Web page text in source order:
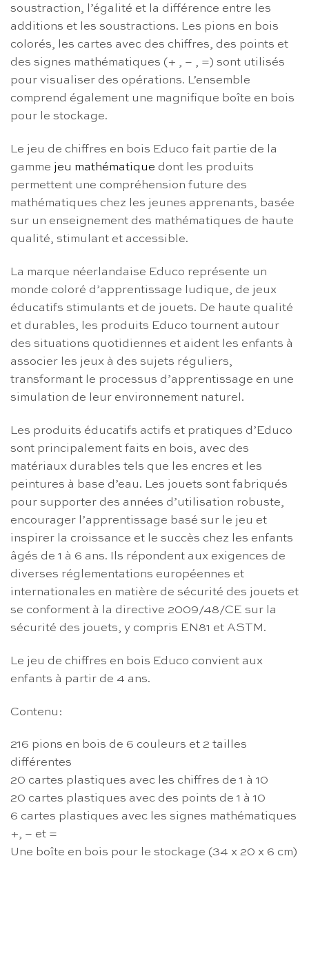
soustraction, l’égalité et la différence entre les
additions et les soustractions. Les pions en bois
colorés, les cartes avec des chiffres, des points et
des signes mathématiques (+ , – , =) sont utilisés
pour visualiser des opérations. L’ensemble
comprend également une magnifique boîte en bois
pour le stockage.
Le jeu de chiffres en bois Educo fait partie de la
gamme jeu mathématique dont les produits
permettent une compréhension future des
mathématiques chez les jeunes apprenants, basée
sur un enseignement des mathématiques de haute
qualité, stimulant et accessible.
La marque néerlandaise Educo représente un
monde coloré d’apprentissage ludique, de jeux
éducatifs stimulants et de jouets. De haute qualité
et durables, les produits Educo tournent autour
des situations quotidiennes et aident les enfants à
associer les jeux à des sujets réguliers,
transformant le processus d’apprentissage en une
simulation de leur environnement naturel.
Les produits éducatifs actifs et pratiques d’Educo
sont principalement faits en bois, avec des
matériaux durables tels que les encres et les
peintures à base d’eau. Les jouets sont fabriqués
pour supporter des années d’utilisation robuste,
encourager l’apprentissage basé sur le jeu et
inspirer la croissance et le succès chez les enfants
âgés de 1 à 6 ans. Ils répondent aux exigences de
diverses réglementations européennes et
internationales en matière de sécurité des jouets et
se conforment à la directive 2009/48/CE sur la
sécurité des jouets, y compris EN81 et ASTM.
Le jeu de chiffres en bois Educo convient aux
enfants à partir de 4 ans.
Contenu:
216 pions en bois de 6 couleurs et 2 tailles
différentes
20 cartes plastiques avec les chiffres de 1 à 10
20 cartes plastiques avec des points de 1 à 10
6 cartes plastiques avec les signes mathématiques
+, – et =
Une boîte en bois pour le stockage (34 x 20 x 6 cm)